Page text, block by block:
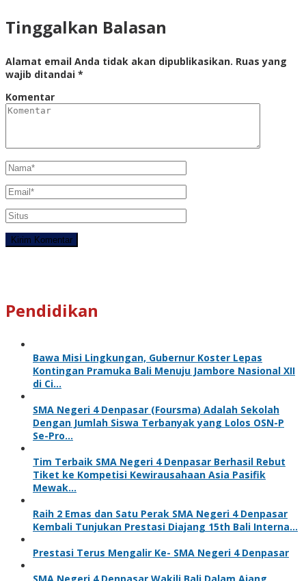
Tinggalkan Balasan
Alamat email Anda tidak akan dipublikasikan. Ruas yang
wajib ditandai *
Komentar
Pendidikan
Bawa Misi Lingkungan, Gubernur Koster Lepas
Kontingan Pramuka Bali Menuju Jambore Nasional XII
di Ci…
SMA Negeri 4 Denpasar (Foursma) Adalah Sekolah
Dengan Jumlah Siswa Terbanyak yang Lolos OSN-P
Se-Pro…
Tim Terbaik SMA Negeri 4 Denpasar Berhasil Rebut
Tiket ke Kompetisi Kewirausahaan Asia Pasifik
Mewak…
Raih 2 Emas dan Satu Perak SMA Negeri 4 Denpasar
Kembali Tunjukan Prestasi Diajang 15th Bali Interna…
Prestasi Terus Mengalir Ke- SMA Negeri 4 Denpasar